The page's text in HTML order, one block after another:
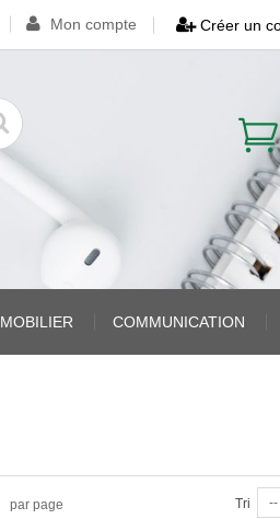
Créer un
Mon compte
MOBILIER COMMUNICATION
Tri --
par page